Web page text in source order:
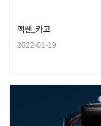
맥쎈_카고
2022-01-19